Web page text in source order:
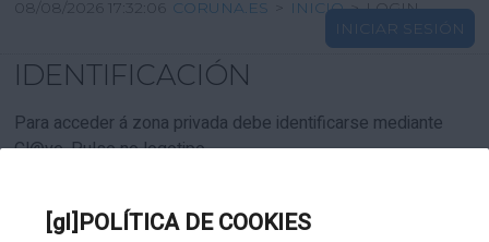
[gl]POLÍTICA DE COOKIES
INFORMACIÓN PÚBLICA
CARTAFOL CIDADÁN
08/08/2026 17:32:06 CORUNA.ES > INICIO > LOGIN
INICIAR SESIÓN
IDENTIFICACIÓN
Para acceder á zona privada debe identificarse mediante
Cl@ve. Pulse no logotipo